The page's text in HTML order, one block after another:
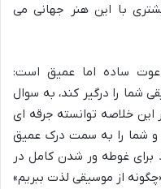
با این هنر جهانی می
ساده اما عمیق است:
شما را درگیر کند، به سوال
این خلاصه توانسته جرقه ای
و شما را به سمت درک عمیق
غوطه ور شدن کامل در
از موسیقی لذت ببریم»